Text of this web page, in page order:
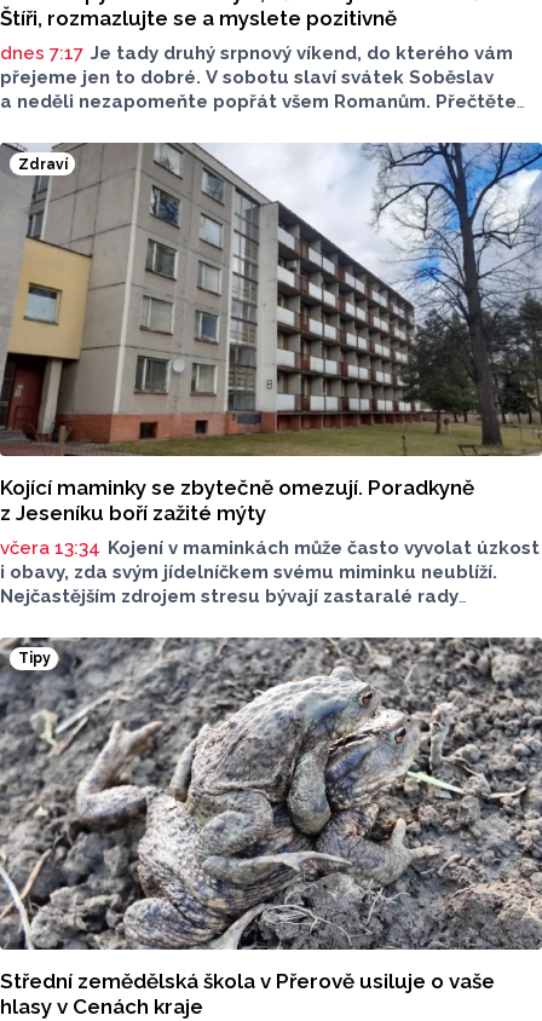
Štíři, rozmazlujte se a myslete pozitivně
dnes 7:17 Je tady druhý srpnový víkend, do kterého vám
přejeme jen to dobré. V sobotu slaví svátek Soběslav
a neděli nezapomeňte popřát všem Romanům. Přečtěte
Zdraví
Kojící maminky se zbytečně omezují. Poradkyně
z Jeseníku boří zažité mýty
včera 13:34 Kojení v maminkách může často vyvolat úzkost
i obavy, zda svým jídelníčkem svému miminku neublíží.
Nejčastějším zdrojem stresu bývají zastaralé rady
se nadýmavým potravinám nebo preventivnímu vyřazování
alergenů. Mýty o stravě při kojení boří laktační poradkyně
z Jeseníku.
Tipy
Střední zemědělská škola v Přerově usiluje o vaše
hlasy v Cenách kraje